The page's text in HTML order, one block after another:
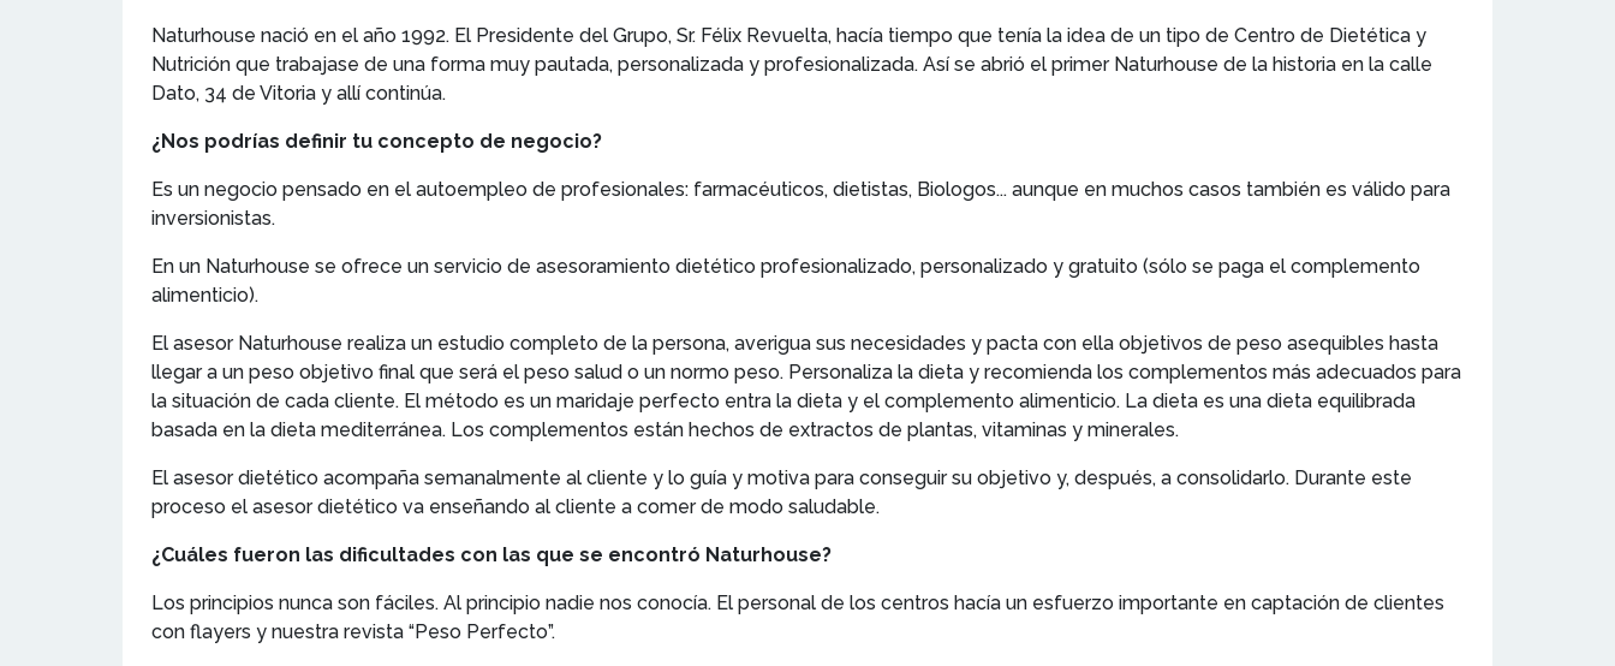
Naturhouse nació en el año 1992. El Presidente del Grupo, Sr. Félix Revuelta, hacía tiempo que tenía la idea de un tipo de Centro de Dietética y
Nutrición que trabajase de una forma muy pautada, personalizada y profesionalizada. Así se abrió el primer Naturhouse de la historia en la calle
Dato, 34 de Vitoria y allí continúa.
¿Nos podrías definir tu concepto de negocio?
Es un negocio pensado en el autoempleo de profesionales: farmacéuticos, dietistas, Biologos... aunque en muchos casos también es válido para
inversionistas.
En un Naturhouse se ofrece un servicio de asesoramiento dietético profesionalizado, personalizado y gratuito (sólo se paga el complemento
alimenticio).
El asesor Naturhouse realiza un estudio completo de la persona, averigua sus necesidades y pacta con ella objetivos de peso asequibles hasta
llegar a un peso objetivo final que será el peso salud o un normo peso. Personaliza la dieta y recomienda los complementos más adecuados para
la situación de cada cliente. El método es un maridaje perfecto entra la dieta y el complemento alimenticio. La dieta es una dieta equilibrada
basada en la dieta mediterránea. Los complementos están hechos de extractos de plantas, vitaminas y minerales.
El asesor dietético acompaña semanalmente al cliente y lo guía y motiva para conseguir su objetivo y, después, a consolidarlo. Durante este
proceso el asesor dietético va enseñando al cliente a comer de modo saludable.
¿Cuáles fueron las dificultades con las que se encontró Naturhouse?
Los principios nunca son fáciles. Al principio nadie nos conocía. El personal de los centros hacía un esfuerzo importante en captación de clientes
con flayers y nuestra revista “Peso Perfecto”.